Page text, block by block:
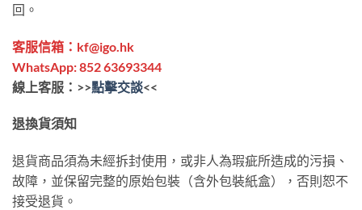
回。
客服信箱： kf@igo.hk
WhatsApp: 852 63693344
線上客服：>>點擊交談<<
退換貨須知
退貨商品須為未經拆封使用，或非人為瑕疵所造成的污損、
故障，並保留完整的原始包裝（含外包裝紙盒），否則恕不
接受退貨。